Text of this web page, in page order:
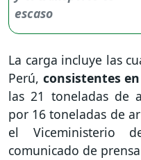
La carga incluye las
Perú, consistentes
las 21 toneladas de
por 16 toneladas de
el Viceministerio
comunicado de